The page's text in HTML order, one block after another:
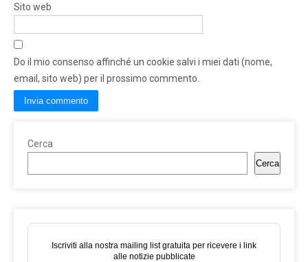
Sito web
Do il mio consenso affinché un cookie salvi i miei dati (nome,
email, sito web) per il prossimo commento.
Cerca
Cerca
Iscriviti alla nostra mailing list gratuita per ricevere i link
alle notizie pubblicate